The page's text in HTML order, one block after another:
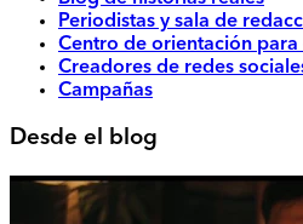
Periodistas y sala de
Centro de orientación
Creadores de redes
Campañas
Desde el blog